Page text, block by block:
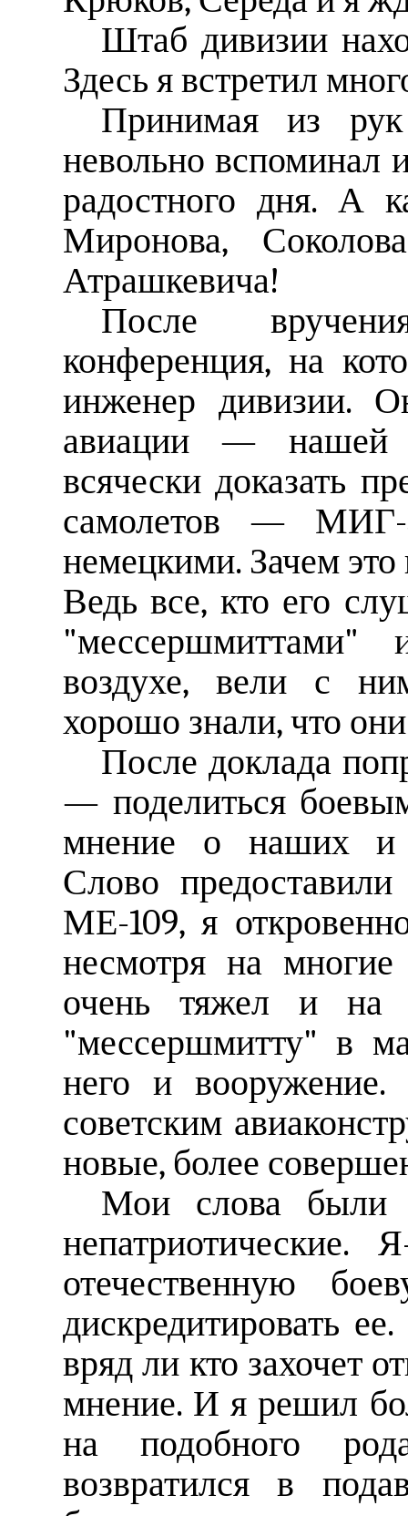
Штаб дивизии
Здесь я встретил
Принимая из
невольно вспоминал
радостного дня. А
Миронова,
Атрашкевича!
После
конференция, на
инженер дивизии.
авиации — нашей
всячески доказать
самолетов —
немецкими. Зачем
Ведь все, кто его
воздухе, вели с
хорошо знали, что
После доклада
— поделиться
мнение о наших и
Слово
МЕ-109, я
несмотря на многие
очень тяжел и на
"мессершмитту" в
него и
советским
новые, более
Мои слова были
отечественную
дискредитировать
вряд ли кто захочет
мнение. И я решил
на подобного
возвратился в